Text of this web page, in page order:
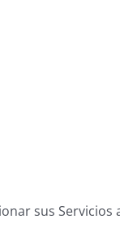
sus Servicios